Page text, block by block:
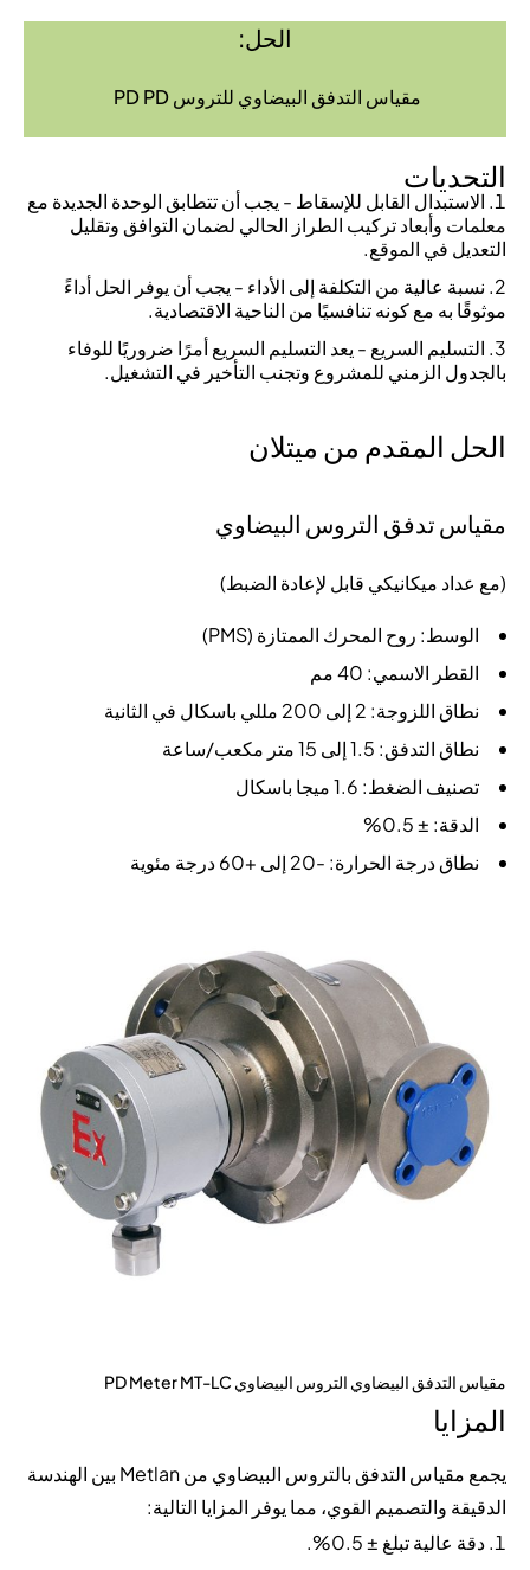
الحل:
مقياس التدفق البيضاوي للتروس PD PD
التحديات
الاستبدال القابل للإسقاط - يجب أن تتطابق الوحدة الجديدة مع
معلمات وأبعاد تركيب الطراز الحالي لضمان التوافق وتقليل
التعديل في الموقع.
نسبة عالية من التكلفة إلى الأداء - يجب أن يوفر الحل أداءً
موثوقًا به مع كونه تنافسيًا من الناحية الاقتصادية.
التسليم السريع - يعد التسليم السريع أمرًا ضروريًا للوفاء
بالجدول الزمني للمشروع وتجنب التأخير في التشغيل.
الحل المقدم من ميتلان
مقياس تدفق التروس البيضاوي
(مع عداد ميكانيكي قابل لإعادة الضبط)
الوسط: روح المحرك الممتازة (PMS)
القطر الاسمي: 40 مم
نطاق اللزوجة: 2 إلى 200 مللي باسكال في الثانية
نطاق التدفق: 1.5 إلى 15 متر مكعب/ساعة
تصنيف الضغط: 1.6 ميجا باسكال
الدقة: ± 0.5%
نطاق درجة الحرارة: -20 إلى +60 درجة مئوية
مقياس التدفق البيضاوي التروس البيضاوي PD Meter MT-LC
المزايا
يجمع مقياس التدفق بالتروس البيضاوي من Metlan بين الهندسة
الدقيقة والتصميم القوي، مما يوفر المزايا التالية:
دقة عالية تبلغ ± 0.5%.